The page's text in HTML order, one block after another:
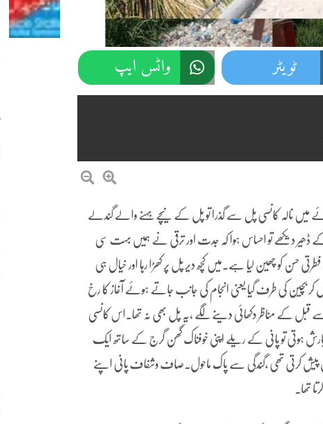
ٹویٹر واٹس ایپ
نالہ کانسی پل سے گذرا تو پل کے نیچے بہنے والے گندلے
ڈھیر دیکھے تو احساس ہوا کہ جدت اور ترقی نے ہمیں بہت سی
حسن کو چھین لیا ہے۔میں کچھ دیر پل پر کھڑا رہا اور خیال ہی
بچین کی طرف گیا یعنی انجام کی جانب جاتے ہوئے آغاز کا رخ
کے مناظر دکھائی دینے لگے ،یہ پل بھی نہ تھا۔اس کانسی
ہوتی تو پانی کے ریلے اپنی خوفناک گھن گرج کے ساتھ ایک
پیش کرتی تھی ،گندگی سے پاک ماحول۔صاف وشفاف پانی اپنے
تھا۔